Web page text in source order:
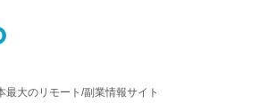
最大のリモート/副業情報サイト